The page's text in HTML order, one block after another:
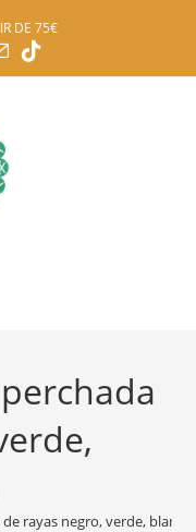
DE 75€
rayas negro, verde,